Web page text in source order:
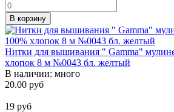
В корзину
Нитки для вышивания " Gamma"
хлопок 8 м №0043 бл. желтый
В наличии: много
20.00 руб
19 руб